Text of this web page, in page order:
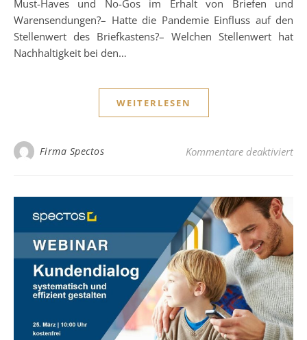
Must-Haves und No-Gos im Erhalt von Briefen und
Warensendungen?– Hatte die Pandemie Einfluss auf den
Stellenwert des Briefkastens?– Welchen Stellenwert hat
Nachhaltigkeit bei den…
WEITERLESEN
Firma Spectos Kommentare deaktiviertfür